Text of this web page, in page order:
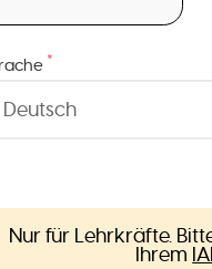
*
Nur für Lehrkräfte.
Ihrem